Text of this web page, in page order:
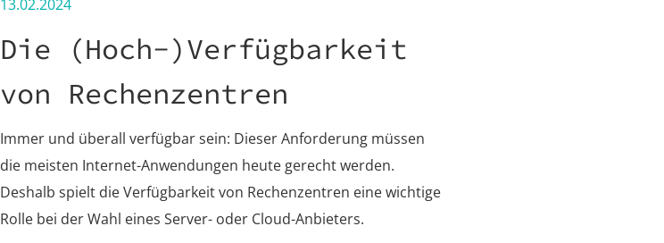
13.02.2024
Die (Hoch-)Verfügbarkeit
von Rechenzentren
Immer und überall verfügbar sein: Dieser Anforderung müssen
die meisten Internet-Anwendungen heute gerecht werden.
Deshalb spielt die Verfügbarkeit von Rechenzentren eine wichtige
Rolle bei der Wahl eines Server- oder Cloud-Anbieters.